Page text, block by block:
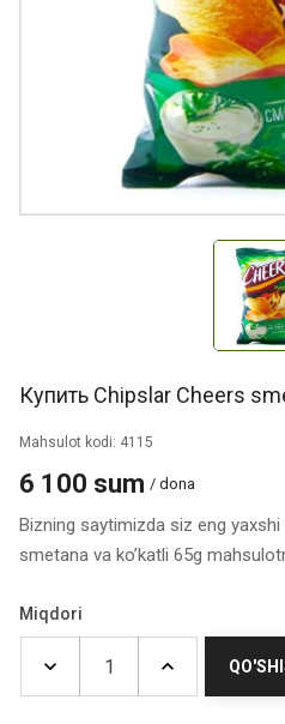
Купить Chipslar Cheers
Mahsulot kodi: 4115
6 100 sum / dona
Bizning saytimizda siz eng
smetana va ko’katli 65g
Miqdori